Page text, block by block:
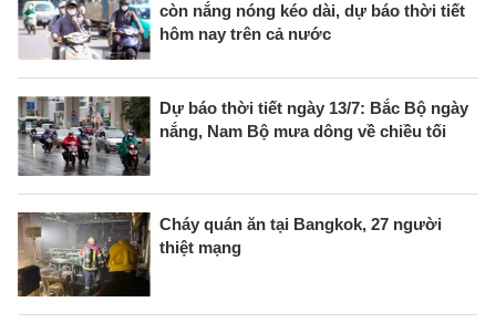
còn nắng nóng kéo dài, dự báo thời tiết
hôm nay trên cả nước
Dự báo thời tiết ngày 13/7: Bắc Bộ ngày
nắng, Nam Bộ mưa dông về chiều tối
Cháy quán ăn tại Bangkok, 27 người
thiệt mạng